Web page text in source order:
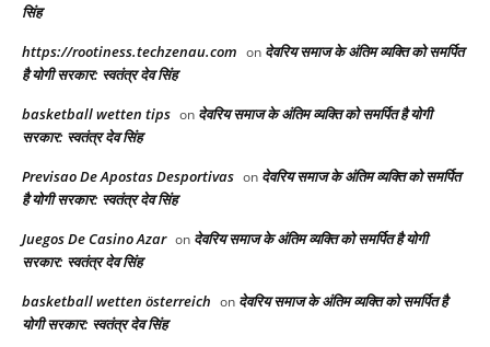
सिंह
https://rootiness.techzenau.com on देवरिय समाज के अंतिम व्यक्ति को समर्पित
है योगी सरकार: स्वतंत्र देव सिंह
basketball wetten tips on देवरिय समाज के अंतिम व्यक्ति को समर्पित है योगी
सरकार: स्वतंत्र देव सिंह
Previsao De Apostas Desportivas on देवरिय समाज के अंतिम व्यक्ति को समर्पित
है योगी सरकार: स्वतंत्र देव सिंह
Juegos De Casino Azar on देवरिय समाज के अंतिम व्यक्ति को समर्पित है योगी
सरकार: स्वतंत्र देव सिंह
basketball wetten österreich on देवरिय समाज के अंतिम व्यक्ति को समर्पित है
योगी सरकार: स्वतंत्र देव सिंह